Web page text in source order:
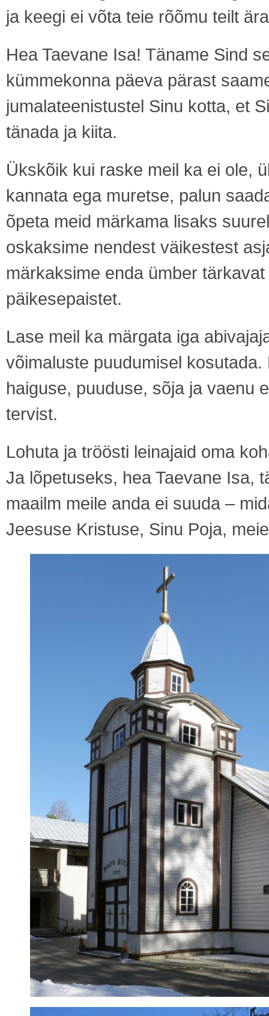
ja keegi ei võta teie rõõmu teilt
Hea Taevane Isa! Täname Sind
kümmekonna päeva pärast
jumalateenistustel Sinu kotta, et
tänada ja kiita.
Ükskõik kui raske meil ka ei ole,
kannata ega muretse, palun
õpeta meid märkama lisaks
oskaksime nendest väikestest
märkaksime enda ümber
päikesepaistet.
Lase meil ka märgata iga
võimaluste puudumisel
haiguse, puuduse, sõja ja vaenu
tervist.
Lohuta ja tröösti leinajaid oma
Ja lõpetuseks, hea Taevane Isa,
maailm meile anda ei suuda –
Jeesuse Kristuse, Sinu Poja,